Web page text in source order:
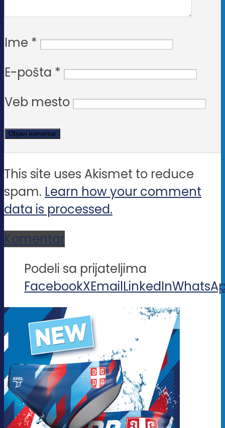
Ime *
E-pošta *
Veb mesto
This site uses Akismet to reduce
spam. Learn how your comment
data is processed.
Komentar
Podeli sa prijateljima
FacebookXEmailLinkedIn